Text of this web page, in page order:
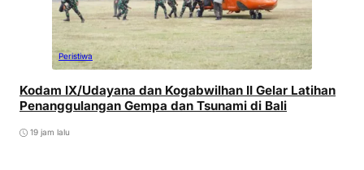
Peristiwa
Kodam IX/Udayana dan Kogabwilhan II Gelar Latihan
Penanggulangan Gempa dan Tsunami di Bali
19 jam lalu